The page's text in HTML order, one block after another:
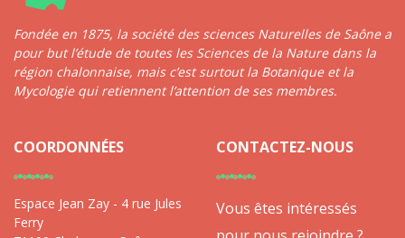
Fondée en 1875, la société des sciences Naturelles de Saône a
pour but l’étude de toutes les Sciences de la Nature dans la
région chalonnaise, mais c’est surtout la Botanique et la
Mycologie qui retiennent l’attention de ses membres.
COORDONNÉES
Espace Jean Zay - 4 rue Jules
Ferry
CONTACTEZ-NOUS
Vous êtes intéressés